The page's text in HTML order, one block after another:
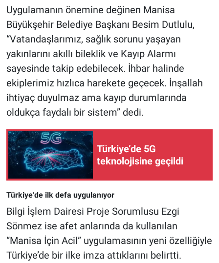
Uygulamanın önemine değinen Manisa
Büyükşehir Belediye Başkanı Besim Dutlulu,
“Vatandaşlarımız, sağlık sorunu yaşayan
yakınlarını akıllı bileklik ve Kayıp Alarmı
sayesinde takip edebilecek. İhbar halinde
ekiplerimiz hızlıca harekete geçecek. İnşallah
ihtiyaç duyulmaz ama kayıp durumlarında
oldukça faydalı bir sistem” dedi.
Türkiye’de 5G
teknolojisine geçildi
Türkiye’de ilk defa uygulanıyor
Bilgi İşlem Dairesi Proje Sorumlusu Ezgi
Sönmez ise afet anlarında da kullanılan
“Manisa İçin Acil” uygulamasının yeni özelliğiyle
Türkiye’de bir ilke imza attıklarını belirtti.